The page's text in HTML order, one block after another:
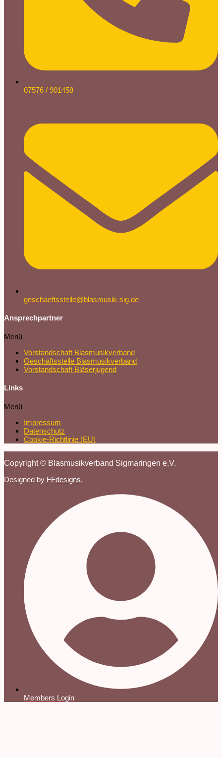
07576 / 901458
geschaeftsstelle@blasmusik-sig.de
Ansprechpartner
Menü
Vorstandschaft Blasmusikverband
Geschäftsstelle Blasmusikverband
Vorstandschaft Bläserjugend
Links
Menü
Impressum
Datenschutz
Cookie-Richtlinie (EU)
Copyright © Blasmusikverband Sigmaringen e.V.
Designed by FFdesigns.
Members Login